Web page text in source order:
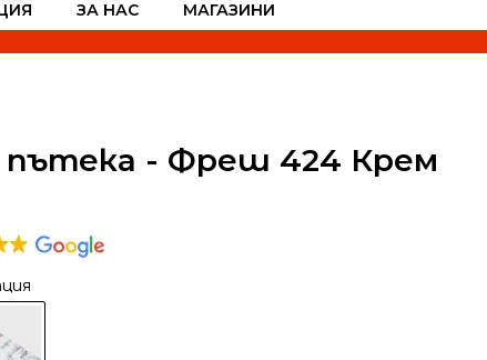
ЗА НАС МАГАЗИНИ
пътека - Фреш 424 Крем